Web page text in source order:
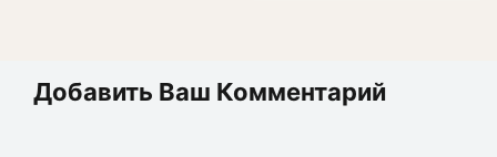
Добавить Ваш Комментарий